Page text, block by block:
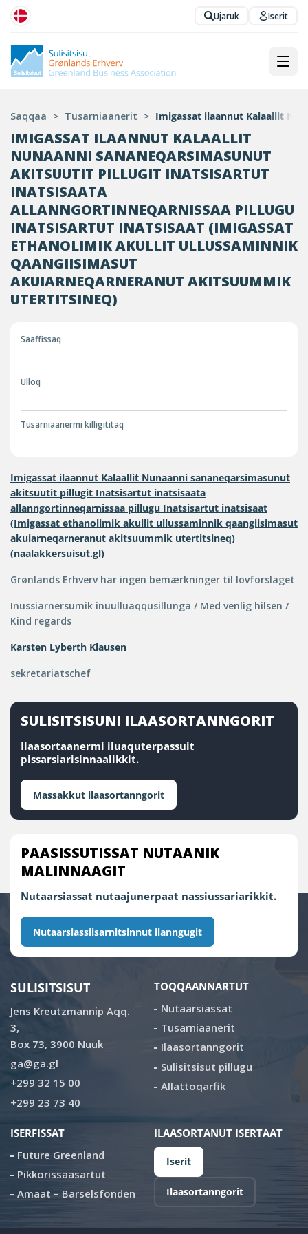
Ujaruk Iserit
Saqqaa > Tusarniaanerit > Imigassat ilaannut Kalaallit
IMIGASSAT ILAANNUT KALAALLIT
NUNAANNI SANANEQARSIMASUNUT
AKITSUUTIT PILLUGIT INATSISARTUT
INATSISAATA
ALLANNGORTINNEQARNISSAA PILLUGU
INATSISARTUT INATSISAAT (IMIGASSAT
ETHANOLIMIK AKULLIT ULLUSSAMINNIK
QAANGIISIMASUT
AKUIARNEQARNERANUT AKITSUUMMIK
UTERTITSINEQ)
Saaffissaq
Ulloq
Tusarniaanermi killigititaq
Imigassat ilaannut Kalaallit Nunaanni sananeqarsimasunut
akitsuutit pillugit Inatsisartut inatsisaata
allanngortinneqarnissaa pillugu Inatsisartut inatsisaat
(Imigassat ethanolimik akullit ullussaminnik qaangiisimasut
akuiarneqarneranut akitsuummik utertitsineq)
(naalakkersuisut.gl)
Grønlands Erhverv har ingen bemærkninger til lovforslaget
Inussiarnersumik inuulluaqqusillunga / Med venlig hilsen /
Kind regards
Karsten Lyberth Klausen
sekretariatschef
SULISITSISUNI ILAASORTANNGORIT
Ilaasortaanermi iluaquterpassuit
pissarsiarisinnaalikkit.
Massakkut ilaasortanngorit
PAASISSUTISSAT NUTAANIK
MALINNAAGIT
Nutaarsiassat nutaajunerpaat nassiussariarikkit.
Nutaarsiassiisarnitsinnut ilanngugit
SULISITSISUT
Jens Kreutzmannip Aqq.
3,
Box 73, 3900 Nuuk
ga@ga.gl
+299 32 15 00
+299 23 73 40
TOQQAANNARTUT
Nutaarsiassat
Tusarniaanerit
Ilaasortanngorit
Sulisitsisut pillugu
Allattoqarfik
ISERFISSAT
Future Greenland
Pikkorissaasartut
Amaat – Barselsfonden
ILAASORTANUT ISERTAAT
Iserit
Ilaasortanngorit